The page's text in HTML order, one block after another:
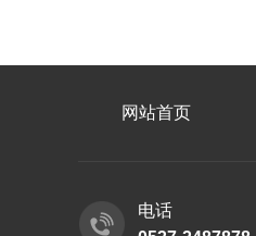
网站首页
电话